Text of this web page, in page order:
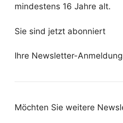
mindestens 16 Jahre alt.
Sie sind jetzt abonniert
Ihre Newsletter-
Möchten Sie weitere